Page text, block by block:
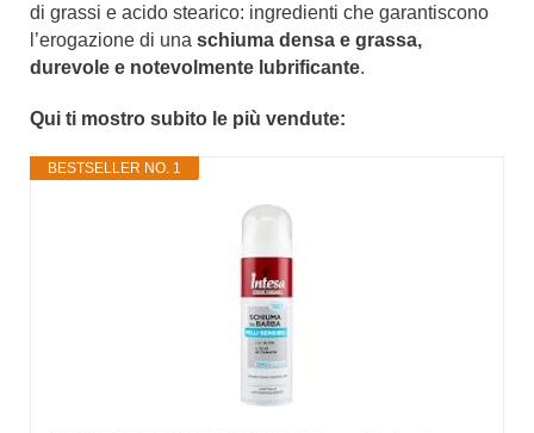
di grassi e acido stearico: ingredienti che garantiscono
l’erogazione di una schiuma densa e grassa,
durevole e notevolmente lubrificante.
Qui ti mostro subito le più vendute:
BESTSELLER NO. 1